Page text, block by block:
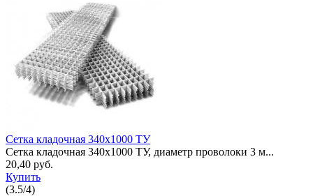
Сетка кладочная 340x1000 ТУ
Сетка кладочная 340x1000 ТУ, диаметр проволоки 3 м...
20,40 руб.
Купить
(3.5/4)